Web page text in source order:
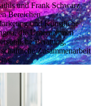
und Frank Schwarz
Bereichen
und Künstliche
die Unternehmen
Beratung,
Zusammenarbeit